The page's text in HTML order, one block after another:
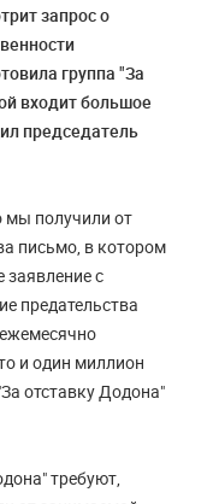
запрос о
группа "За
входит большое
председатель
мы получили от
письмо, в котором
с
предательства
и один миллион
отставку Додона"
требуют,